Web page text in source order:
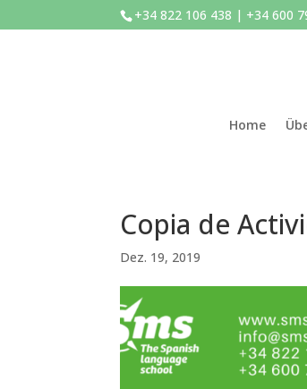
+34 822 106 438 | +34 600
Home
Copia de
Dez. 19, 2019